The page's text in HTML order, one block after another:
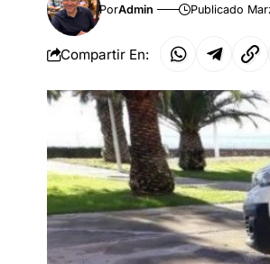
PorAdmin Publicado
Compartir En: